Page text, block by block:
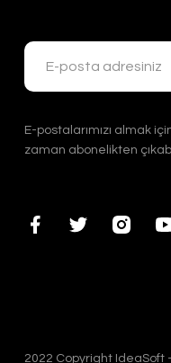
E-postalarımızı almak
zaman abonelikten
2022 Copyright IdeaSoft -